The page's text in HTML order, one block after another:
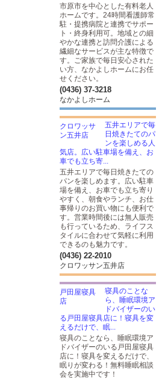
市原市を中心とした有料老人
ホームです。24時間看護師常
駐・提携病院と連携でサポー
ト・終身利用可。地域との細
やかな連携と訪問介護による
繊細なサービスが主な特徴で
す。ご家族で毎日安心された
い方、なかよしホームにお任
せください。
(0436) 37-3218
なかよしホーム
五井エリアで毎
日焼きたてのパ
ンを楽しめる人
気店。広い駐車場を備え、お
車でも立ち寄...
五井エリアで毎日焼きたての
パンを楽しめます。広い駐車
場を備え、お車でも立ち寄り
やすく、朝食やランチ、お仕
事帰りのお買い物にも便利で
す。営業時間後には無人販売
も行っているため、ライフス
タイルに合わせて気軽に利用
できるのも魅力です。
(0436) 22-2010
クロワッサン五井店
寝具のことな
ら、睡眠環境ア
ドバイザーのい
る戸田屋寝具店に！寝具を変
えるだけで、眠...
寝具のことなら、睡眠環境ア
ドバイザーのいる戸田屋寝具
店に！寝具を変えるだけで、
眠りが変わる！無料睡眠相談
会を実施中です！